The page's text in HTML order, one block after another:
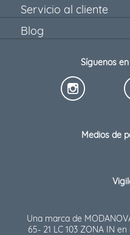
Servicio al cliente
Blog
Síguenos
Medios de
Una marca de
65- 21 LC 103 ZONA IN